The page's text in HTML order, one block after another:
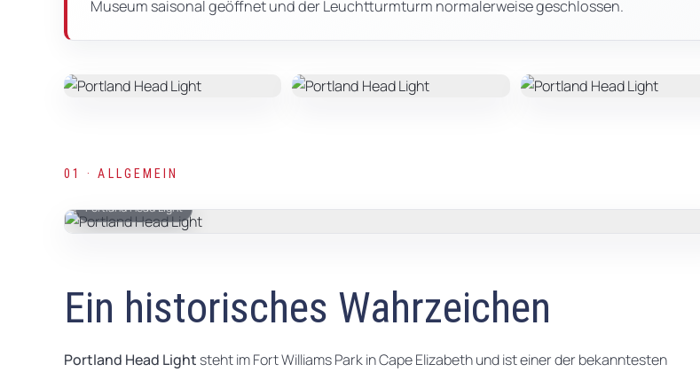
Museum saisonal geöffnet und der Leuchtturmturm normalerweise geschlossen.
01 · ALLGEMEIN
Portland Head Light
Ein historisches Wahrzeichen
Portland Head Light steht im Fort Williams Park in Cape Elizabeth und ist einer der bekanntesten